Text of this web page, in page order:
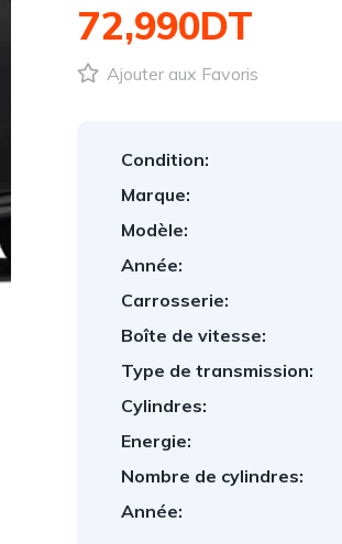
72,990DT
Ajouter aux Favoris
Condition:
Marque:
Modèle:
Année:
Carrosserie:
Boîte de vitesse:
Type de transmission:
Cylindres:
Energie:
Nombre de cylindres:
Année: